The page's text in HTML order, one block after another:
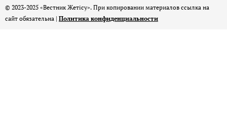
© 2023-2025 «Вестник Жетісу». При копировании материалов ссылка на
сайт обязательна | Политика конфиденциальности